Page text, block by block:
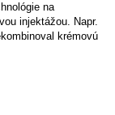
na
injektážou. Napr.
krémovú